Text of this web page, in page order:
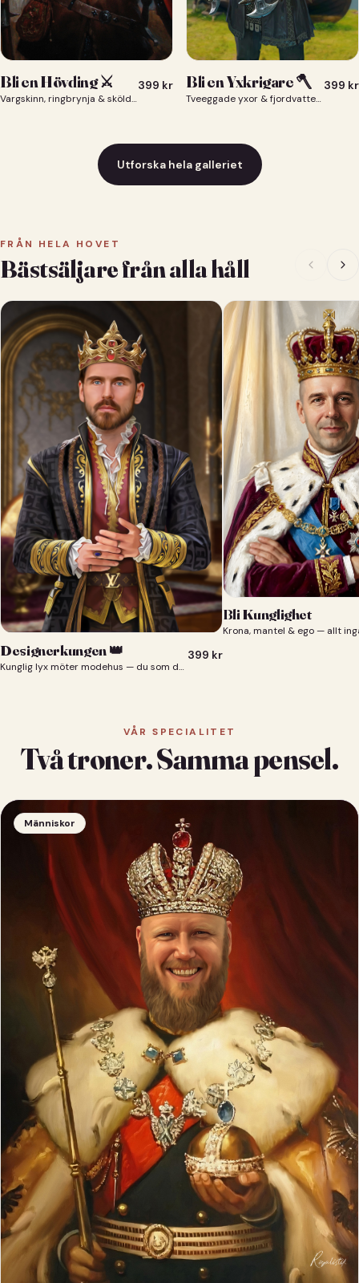
Bli en Hövding ⚔️
Vargskinn, ringbrynja & sköld — du som nordisk krigsherre ⚔️
399 kr Bli en Yxkrigare 🪓
Tveeggade yxor & fjordvatten bakom dig 🪓
399 kr
Utforska hela galleriet
FRÅN HELA HOVET
Bästsäljare från alla håll
Designerkungen 👑
Kunglig lyx möter modehus — du som designerkung 👑
399 kr
Bli Kunglighet
Krona, mantel & ego — allt
VÅR SPECIALITET
Två troner. Samma pensel.
Människor